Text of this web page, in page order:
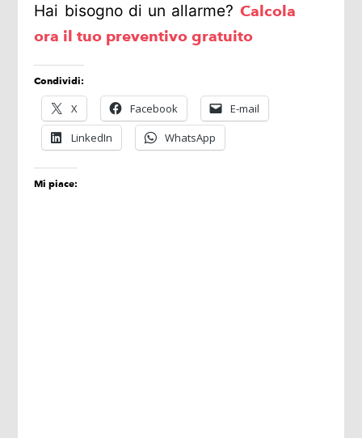
Hai bisogno di un allarme? Calcola
ora il tuo preventivo gratuito
Condividi:
X Facebook
E-mail
LinkedIn
WhatsApp
Mi piace: